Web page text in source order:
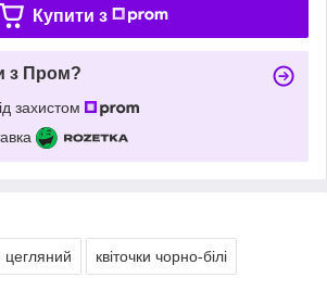
Купити з
з Пром?
захистом
цегляний квіточки чорно-білі